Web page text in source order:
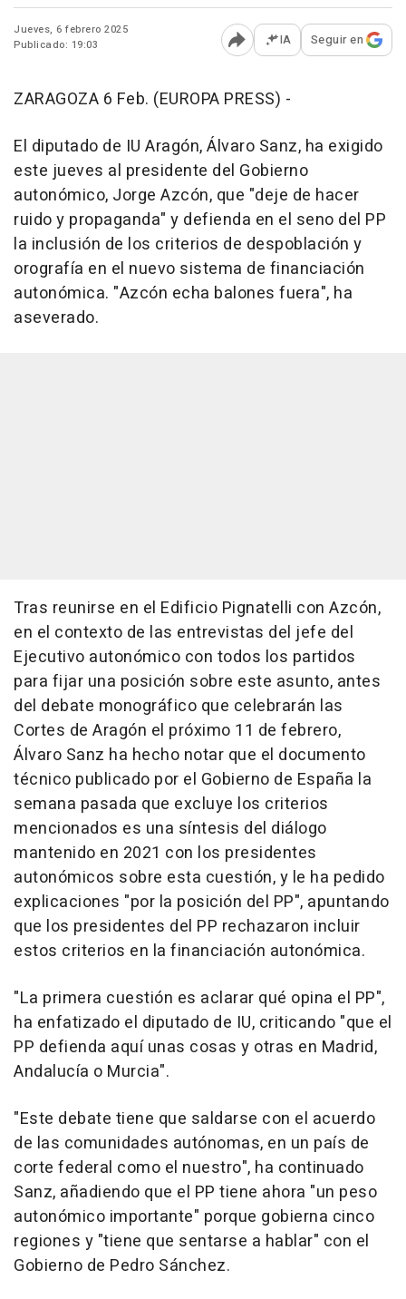
Jueves, 6 febrero 2025
Publicado: 19:03
Abrir opciones para
IA Seguir en
ZARAGOZA 6 Feb. (EUROPA PRESS) -
El diputado de IU Aragón, Álvaro Sanz, ha exigido
este jueves al presidente del Gobierno
autonómico, Jorge Azcón, que "deje de hacer
ruido y propaganda" y defienda en el seno del PP
la inclusión de los criterios de despoblación y
orografía en el nuevo sistema de financiación
autonómica. "Azcón echa balones fuera", ha
aseverado.
Tras reunirse en el Edificio Pignatelli con Azcón,
en el contexto de las entrevistas del jefe del
Ejecutivo autonómico con todos los partidos
para fijar una posición sobre este asunto, antes
del debate monográfico que celebrarán las
Cortes de Aragón el próximo 11 de febrero,
Álvaro Sanz ha hecho notar que el documento
técnico publicado por el Gobierno de España la
semana pasada que excluye los criterios
mencionados es una síntesis del diálogo
mantenido en 2021 con los presidentes
autonómicos sobre esta cuestión, y le ha pedido
explicaciones "por la posición del PP", apuntando
que los presidentes del PP rechazaron incluir
estos criterios en la financiación autonómica.
"La primera cuestión es aclarar qué opina el PP",
ha enfatizado el diputado de IU, criticando "que el
PP defienda aquí unas cosas y otras en Madrid,
Andalucía o Murcia".
"Este debate tiene que saldarse con el acuerdo
de las comunidades autónomas, en un país de
corte federal como el nuestro", ha continuado
Sanz, añadiendo que el PP tiene ahora "un peso
autonómico importante" porque gobierna cinco
regiones y "tiene que sentarse a hablar" con el
Gobierno de Pedro Sánchez.